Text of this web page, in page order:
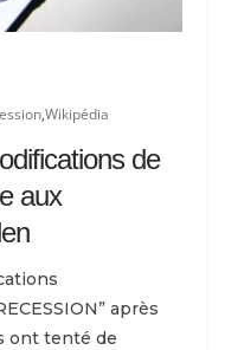
,Wikipédia
de
aux
après
ont tenté de